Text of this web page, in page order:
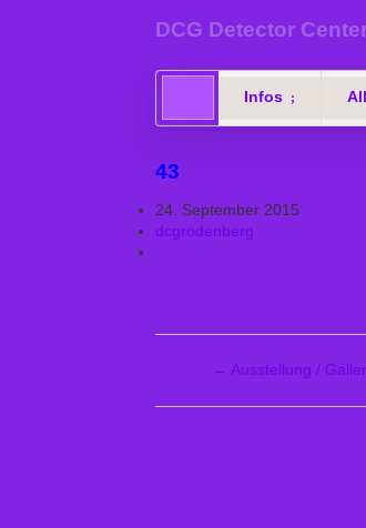
DCG Detector
Infos
43
24. September 2015
dcgrodenberg
← Ausstellung /